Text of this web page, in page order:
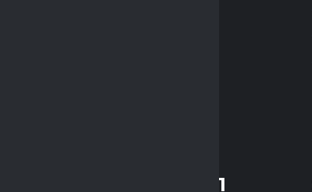
STATYSTYKI KOLEJKI 11